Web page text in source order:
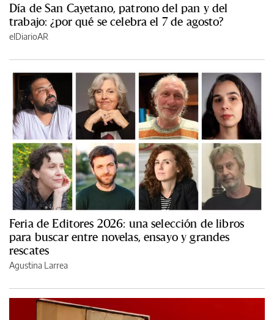
Día de San Cayetano, patrono del pan y del
trabajo: ¿por qué se celebra el 7 de agosto?
elDiarioAR
Feria de Editores 2026: una selección de libros
para buscar entre novelas, ensayo y grandes
rescates
Agustina Larrea